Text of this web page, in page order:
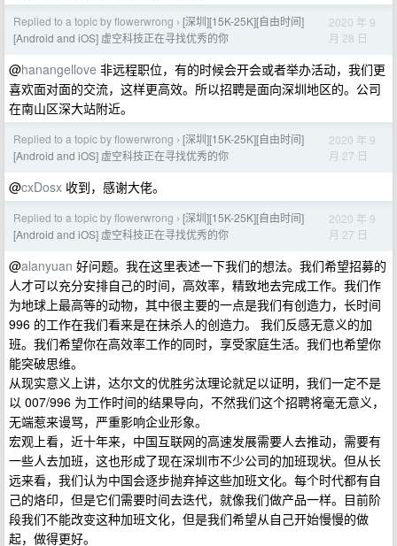
Replied to a topic by flowerwrong › [深圳][15K-25K][自由时间]
[Android and iOS] 虚空科技正在寻找优秀的你
2020 年 9
月 28 日
@hanangellove 非远程职位，有的时候会开会或者举办活动，我们更
喜欢面对面的交流，这样更高效。所以招聘是面向深圳地区的。公司
在南山区深大站附近。
Replied to a topic by flowerwrong › [深圳][15K-25K][自由时间]
[Android and iOS] 虚空科技正在寻找优秀的你
2020 年 9
月 27 日
@cxDosx 收到，感谢大佬。
Replied to a topic by flowerwrong › [深圳][15K-25K][自由时间]
[Android and iOS] 虚空科技正在寻找优秀的你
2020 年 9
月 27 日
@alanyuan 好问题。我在这里表述一下我们的想法。我们希望招募的
人才可以充分安排自己的时间，高效率，精致地去完成工作。我们作
为地球上最高等的动物，其中很主要的一点是我们有创造力，长时间
996 的工作在我们看来是在抹杀人的创造力。 我们反感无意义的加
班。我们希望你在高效率工作的同时，享受家庭生活。我们也希望你
能突破思维。
从现实意义上讲，达尔文的优胜劣汰理论就足以证明，我们一定不是
以 007/996 为工作时间的结果导向，不然我们这个招聘将毫无意义，
无端惹来谩骂，严重影响企业形象。
宏观上看，近十年来，中国互联网的高速发展需要人去推动，需要有
一些人去加班，这也形成了现在深圳市不少公司的加班现状。但从长
远来看，我们认为中国会逐步抛弃掉这些加班文化。每个时代都有自
己的烙印，但是它们需要时间去迭代，就像我们做产品一样。目前阶
段我们不能改变这种加班文化，但是我们希望从自己开始慢慢的做
起，做得更好。